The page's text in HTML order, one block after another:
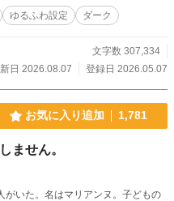
※少々残酷・暴力的
。 ※架空世界のお話です。 ※誤
ゆるふわ設定 ダーク
文字数 307,334
日 2026.08.07
登録日 2026.05.07
お気に入り追加 1,781
ません。
いた。名はマリアンヌ。子どもの